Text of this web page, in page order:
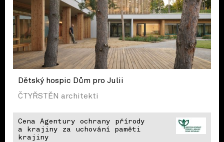
Dětský hospic Dům pro Julii
ČTYŘSTĚN architekti
Cena Agentury ochrany přírody
a krajiny za uchování paměti
krajiny